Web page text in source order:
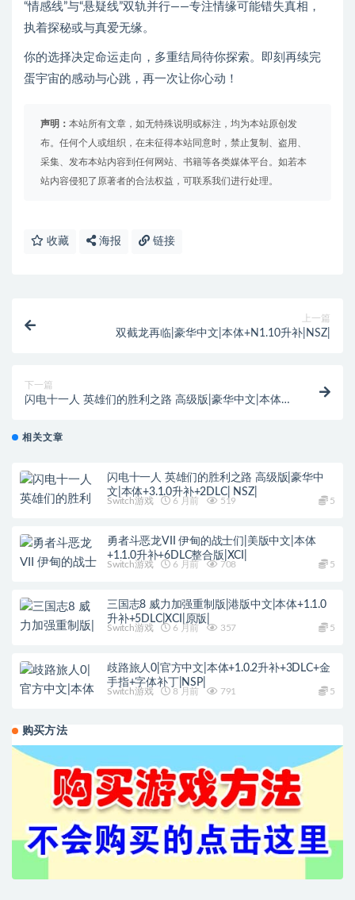
“情感线”与“悬疑线”双轨并行——专注情缘可能错失真相，
执着探秘或与真爱无缘。
你的选择决定命运走向，多重结局待你探索。即刻再续完
蛋宇宙的感动与心跳，再一次让你心动！
声明： 本站所有文章，如无特殊说明或标注，均为本站原创发
布。任何个人或组织，在未征得本站同意时，禁止复制、盗用、
采集、发布本站内容到任何网站、书籍等各类媒体平台。如若本
站内容侵犯了原著者的合法权益，可联系我们进行处理。
收藏 海报 链接
上一篇
双截龙再临|豪华中文|本体+N1.10升补|NSZ|
下一篇
闪电十一人 英雄们的胜利之路 高级版|豪华中文|本体
相关文章
闪电十一人 英雄们的胜利之路 高级版|豪华中
文|本体+3.1.0升补+2DLC| NSZ|
Switch游戏 6 月前 519 5
勇者斗恶龙VII 伊甸的战士们|美版中文|本体
+1.1.0升补+6DLC整合版|XCI|
Switch游戏 6 月前 708 5
三国志8 威力加强重制版|港版中文|本体+1.1.0
升补+5DLC|XCI|原版|
Switch游戏 6 月前 357 5
歧路旅人0|官方中文|本体+1.0.2升补+3DLC+金
手指+字体补丁|NSP|
Switch游戏 8 月前 791 5
购买方法